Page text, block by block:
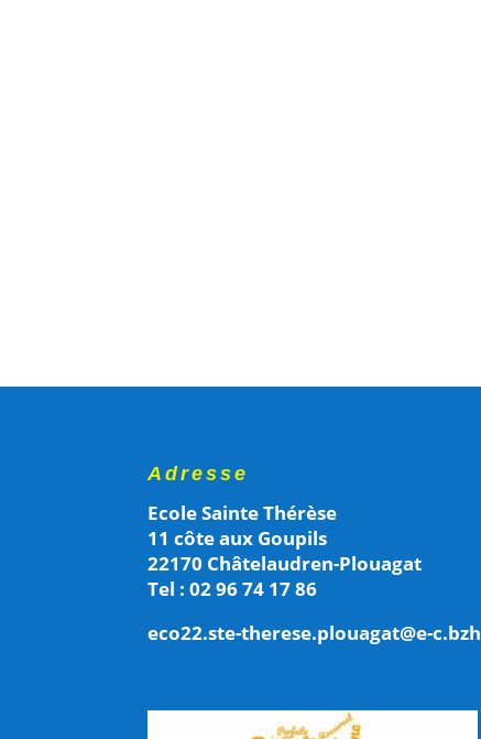
Adresse
Ecole Sainte Thérèse
11 côte aux Goupils
22170 Châtelaudren-Plouagat
Tel : 02 96 74 17 86
eco22.ste-therese.plouagat@e-c.bzh